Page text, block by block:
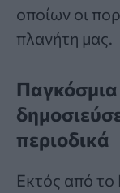
οποίων οι
πλανήτη μας.
Παγκόσμια
περιοδικά
Εκτός από το